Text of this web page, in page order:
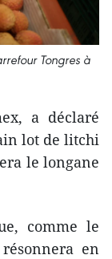
Tongres à
a déclaré
lot de litchi
le longane
comme le
en